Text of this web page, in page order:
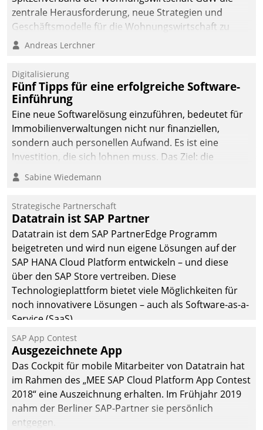
zentrale Herausforderung, neue Strategien und
Geschäftsmodelle für die Wohnungswirtschaft zu
entwickeln.
Andreas Lerchner
Digitalisierung
Fünf Tipps für eine erfolgreiche Software-
Einführung
Eine neue Softwarelösung einzuführen, bedeutet für
Immobilienverwaltungen nicht nur finanziellen,
sondern auch personellen Aufwand. Es ist eine
Investition, die sich lohnen muss. Das Ziel: die
nachhaltige Optimierung der Geschäftsabläufe. Damit
dieses Ziel erreicht wird, sollten einige Grundregeln
Sabine Wiedemann
Strategische Partnerschaft
Datatrain ist SAP Partner
Datatrain ist dem SAP PartnerEdge Programm
beigetreten und wird nun eigene Lösungen auf der
SAP HANA Cloud Platform entwickeln – und diese
über den SAP Store vertreiben. Diese
Technologieplattform bietet viele Möglichkeiten für
noch innovativere Lösungen – auch als Software-as-a-
Service (SaaS).
SAP App Contest
Ausgezeichnete App
Das Cockpit für mobile Mitarbeiter von Datatrain hat
im Rahmen des „MEE SAP Cloud Platform App Contest
2018“ eine Auszeichnung erhalten. Im Frühjahr 2019
nahm der Berliner SAP-Partner sie persönlich
entgegen.